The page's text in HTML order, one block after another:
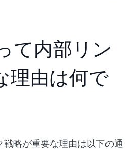
て内部リン
理由は何で
略が重要な理由は以下の通